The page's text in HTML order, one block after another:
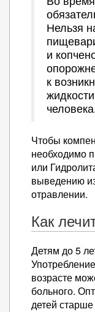
Нельзя
и
к
Чтобы
необходимо
или
выведению
отравлении.
Как
Детям до 5
возрасте
больного.
детей